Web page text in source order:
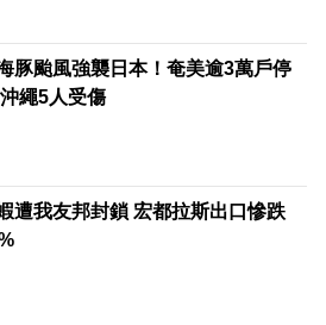
豚颱風強襲日本！奄美逾3萬戶停
繩5人受傷
遭我友邦封鎖 宏都拉斯出口慘跌